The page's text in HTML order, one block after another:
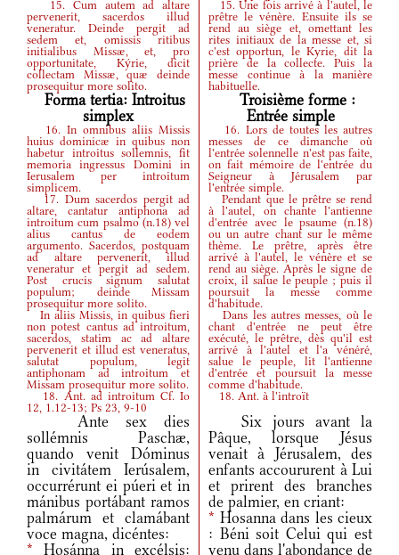
15. Cum autem ad altare
pervenerit, sacerdos illud
veneratur. Deinde pergit ad
sedem et, omissis ritibus
initialibus Missæ, et, pro
opportunitate, Kýrie, dicit
collectam Missæ, quæ deinde
prosequitur more solito.
15. Une fois arrivé à l'autel, le
prêtre le vénère. Ensuite ils se
rend au siège et, omettant les
rites initiaux de la messe et, si
c'est opportun, le Kyrie, dit la
prière de la collecte. Puis la
messe continue à la manière
habituelle.
Forma tertia: Introitus
simplex
Troisième forme :
Entrée simple
16. In omnibus aliis Missis
huius dominicæ in quibus non
habetur introitus sollemnis, fit
memoria ingressus Domini in
Ierusalem per introitum
simplicem.
16. Lors de toutes les autres
messes de ce dimanche où
l'entrée solennelle n'est pas faite,
on fait mémoire de l'entrée du
Seigneur à Jérusalem par
l'entrée simple.
17. Dum sacerdos pergit ad
altare, cantatur antiphona ad
introitum cum psalmo(n.18)vel
alius cantus de eodem
argumento. Sacerdos, postquam
ad altare pervenerit, illud
veneratur et pergit ad sedem.
Post crucis signum salutat
populum; deinde Missam
prosequitur more solito.
Pendant que le prêtre se rend
à l'autel, on chante l'antienne
d'entrée avec le psaume (n.18)
ou un autre chant sur le même
thème. Le prêtre, après être
arrivé à l'autel, le vénère et se
rend au siège. Après le signe de
croix, il salue le peuple ; puis il
poursuit la messe comme
d'habitude.
In aliis Missis, in quibus fieri
non potest cantus ad introitum,
sacerdos, statim ac ad altare
pervenerit et illud est veneratus,
salutat populum, legit
antiphonam ad introitum et
Missam prosequitur more solito.
Dans les autres messes, où le
chant d'entrée ne peut être
exécuté, le prêtre, dès qu'il est
arrivé à l'autel et l'a vénéré,
salue le peuple, lit l'antienne
d'entrée et poursuit la messe
comme d'habitude.
18. Ant. ad introitum Cf. Io
12, 1.12-13; Ps 23, 9-10
18. Ant. à l'introït
Ante sex dies
sollémnis Paschæ,
quando venit Dóminus
in civitátem Ierúsalem,
occurrérunt ei púeri et in
mánibus portábant ramos
palmárum et clamábant
voce magna, dicéntes:
* Hosánna in excélsis:
Six jours avant la
Pâque, lorsque Jésus
venait à Jérusalem, des
enfants accoururent à Lui
et prirent des branches
de palmier, en criant:
* Hosanna dans les cieux
: Béni soit Celui qui est
venu dans l'abondance de